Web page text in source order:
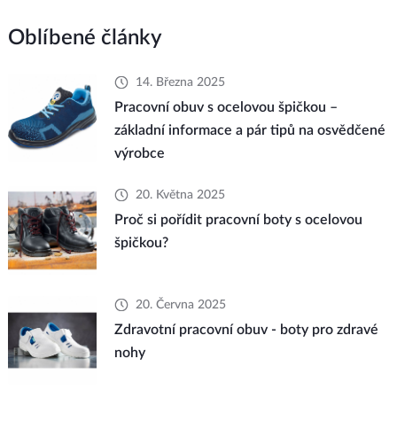
Oblíbené články
14. Března 2025
Pracovní obuv s ocelovou špičkou –
základní informace a pár tipů na osvědčené
výrobce
20. Května 2025
Proč si pořídit pracovní boty s ocelovou
špičkou?
20. Června 2025
Zdravotní pracovní obuv - boty pro zdravé
nohy